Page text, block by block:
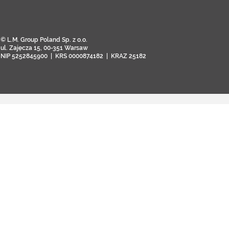
© L.M. Group Poland Sp. z o.o.
ul. Zajęcza 15, 00-351 Warsaw
NIP 5252845900 | KRS 0000874182 | KRAZ 25182